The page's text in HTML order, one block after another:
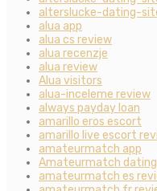
alterslucke-dating-
alua app
alua cs review
alua recenzje
alua review
Alua visitors
alua-inceleme review
always payday loan
amarillo eros escort
amarillo live escort
amateurmatch app
Amateurmatch dating
amateurmatch es